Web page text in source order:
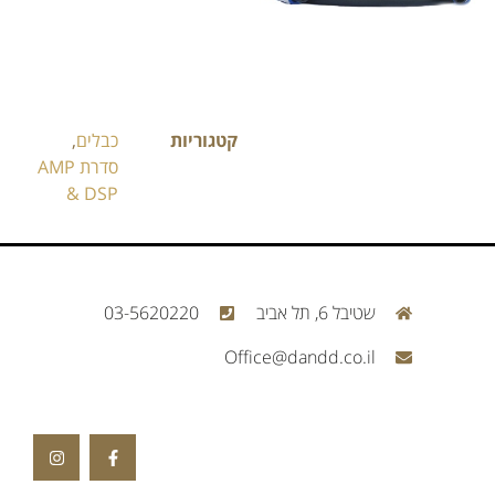
קטגוריות כבלים,
סדרת AMP
& DSP
שטיבל 6, תל אביב
03-5620220
Office@dandd.co.il